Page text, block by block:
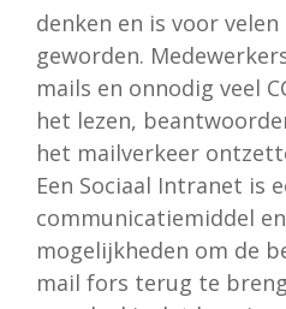
denken en is voor
geworden.
mails en onnodig veel
het lezen,
het mailverkeer
Een Sociaal Intranet is
communicatiemiddel
mogelijkheden om de
mail fors terug te